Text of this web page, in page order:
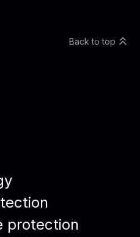
Back to top
protection